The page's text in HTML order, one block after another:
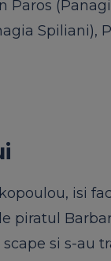
isi
piratul
si s-au